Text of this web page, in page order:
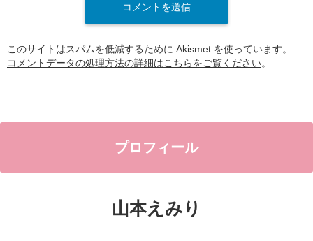
このサイトはスパムを低減するために Akismet を使っています。
コメントデータの処理方法の詳細はこちらをご覧ください。
プロフィール
山本えみり